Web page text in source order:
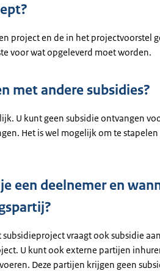
project en de in het projectvoorstel
voor wat opgeleverd moet worden.
met andere subsidies?
U kunt geen subsidie ontvangen
Het is wel mogelijk om te
een deelnemer en
vraagt ook subsidie
U kunt ook externe partijen
Deze partijen krijgen geen